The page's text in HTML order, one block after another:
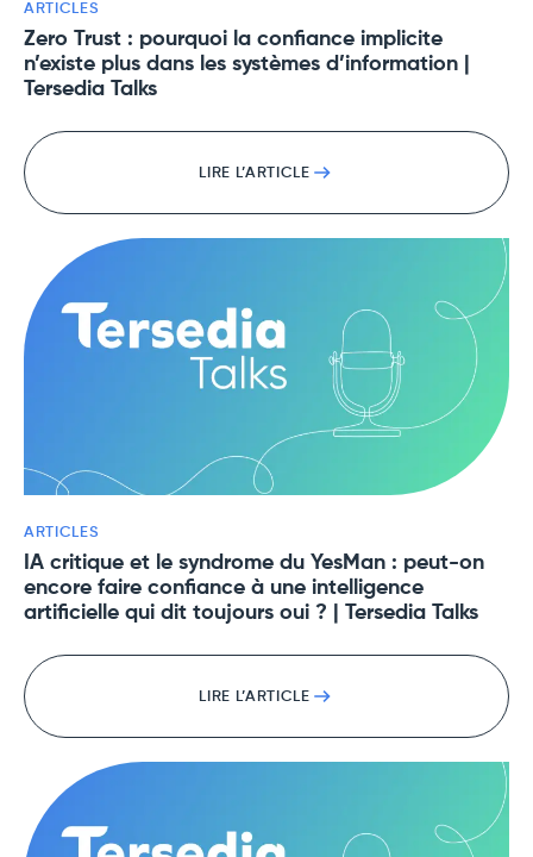
ARTICLES
Zero Trust : pourquoi la confiance implicite
n’existe plus dans les systèmes d’information |
Tersedia Talks
LIRE L’ARTICLE
ARTICLES
IA critique et le syndrome du YesMan : peut-on
encore faire confiance à une intelligence
artificielle qui dit toujours oui ? | Tersedia Talks
LIRE L’ARTICLE